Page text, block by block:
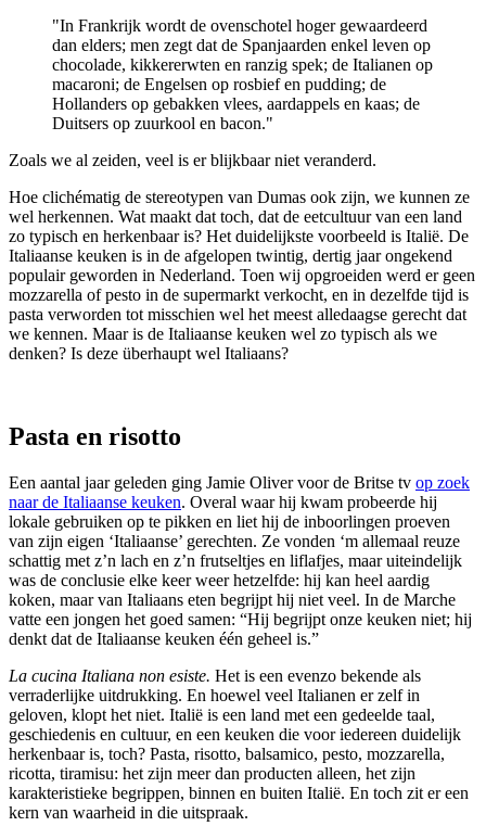
"In Frankrijk wordt de ovenschotel hoger gewaardeerd
dan elders; men zegt dat de Spanjaarden enkel leven op
chocolade, kikkererwten en ranzig spek; de Italianen op
macaroni; de Engelsen op rosbief en pudding; de
Hollanders op gebakken vlees, aardappels en kaas; de
Duitsers op zuurkool en bacon."
Zoals we al zeiden, veel is er blijkbaar niet veranderd.
Hoe clichématig de stereotypen van Dumas ook zijn, we kunnen ze
wel herkennen. Wat maakt dat toch, dat de eetcultuur van een land
zo typisch en herkenbaar is? Het duidelijkste voorbeeld is Italië. De
Italiaanse keuken is in de afgelopen twintig, dertig jaar ongekend
populair geworden in Nederland. Toen wij opgroeiden werd er geen
mozzarella of pesto in de supermarkt verkocht, en in dezelfde tijd is
pasta verworden tot misschien wel het meest alledaagse gerecht dat
we kennen. Maar is de Italiaanse keuken wel zo typisch als we
denken? Is deze überhaupt wel Italiaans?
Pasta en risotto
Een aantal jaar geleden ging Jamie Oliver voor de Britse tv op zoek
naar de Italiaanse keuken. Overal waar hij kwam probeerde hij
lokale gebruiken op te pikken en liet hij de inboorlingen proeven
van zijn eigen ‘Italiaanse’ gerechten. Ze vonden ‘m allemaal reuze
schattig met z’n lach en z’n frutseltjes en liflafjes, maar uiteindelijk
was de conclusie elke keer weer hetzelfde: hij kan heel aardig
koken, maar van Italiaans eten begrijpt hij niet veel. In de Marche
vatte een jongen het goed samen: “Hij begrijpt onze keuken niet; hij
denkt dat de Italiaanse keuken één geheel is.”
La cucina Italiana non esiste. Het is een evenzo bekende als
verraderlijke uitdrukking. En hoewel veel Italianen er zelf in
geloven, klopt het niet. Italië is een land met een gedeelde taal,
geschiedenis en cultuur, en een keuken die voor iedereen duidelijk
herkenbaar is, toch? Pasta, risotto, balsamico, pesto, mozzarella,
ricotta, tiramisu: het zijn meer dan producten alleen, het zijn
karakteristieke begrippen, binnen en buiten Italië. En toch zit er een
kern van waarheid in die uitspraak.